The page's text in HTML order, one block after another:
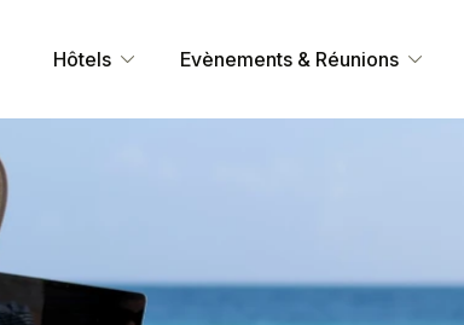
Hôtels Evènements & Réunions